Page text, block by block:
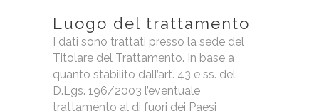
Luogo del trattamento
I dati sono trattati presso la sede del
Titolare del Trattamento. In base a
quanto stabilito dall’art. 43 e ss. del
D.Lgs. 196/2003 l’eventuale
trattamento al di fuori dei Paesi